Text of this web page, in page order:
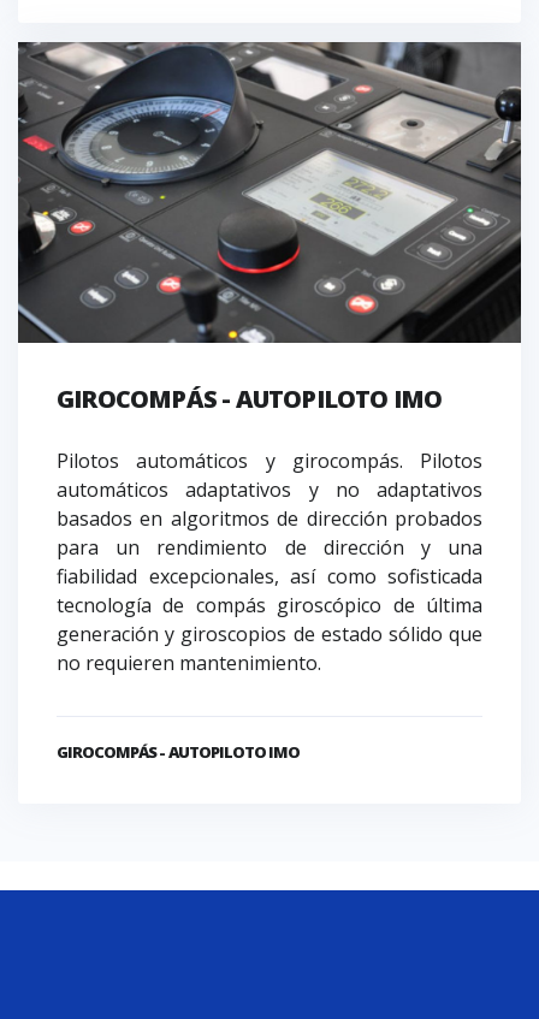
GIROCOMPÁS - AUTOPILOTO IMO
Pilotos automáticos y girocompás. Pilotos
automáticos adaptativos y no adaptativos
basados en algoritmos de dirección probados
para un rendimiento de dirección y una
fiabilidad excepcionales, así como sofisticada
tecnología de compás giroscópico de última
generación y giroscopios de estado sólido que
no requieren mantenimiento.
GIROCOMPÁS - AUTOPILOTO IMO